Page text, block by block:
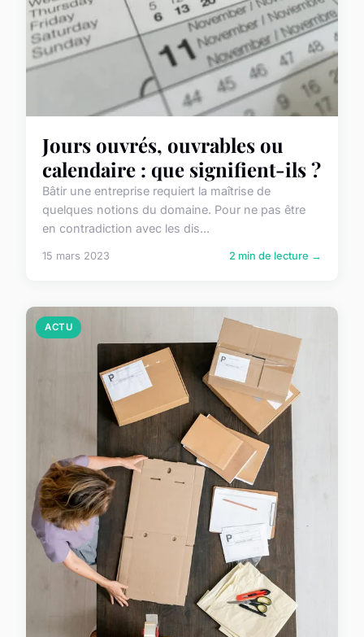
Jours ouvrés, ouvrables ou
calendaire : que signifient-ils ?
Bâtir une entreprise requiert la maîtrise de
quelques notions du domaine. Pour ne pas être
en contradiction avec les dis...
15 mars 2023 2 min de lecture →
ACTU